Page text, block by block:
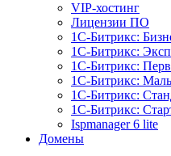
VIP-хостинг
Лицензии ПО
1С-Битрикс:
1С-Битрикс:
1С-Битрикс:
1С-Битрикс:
1С-Битрикс:
1С-Битрикс:
Ispmanager 6 lite
Домены